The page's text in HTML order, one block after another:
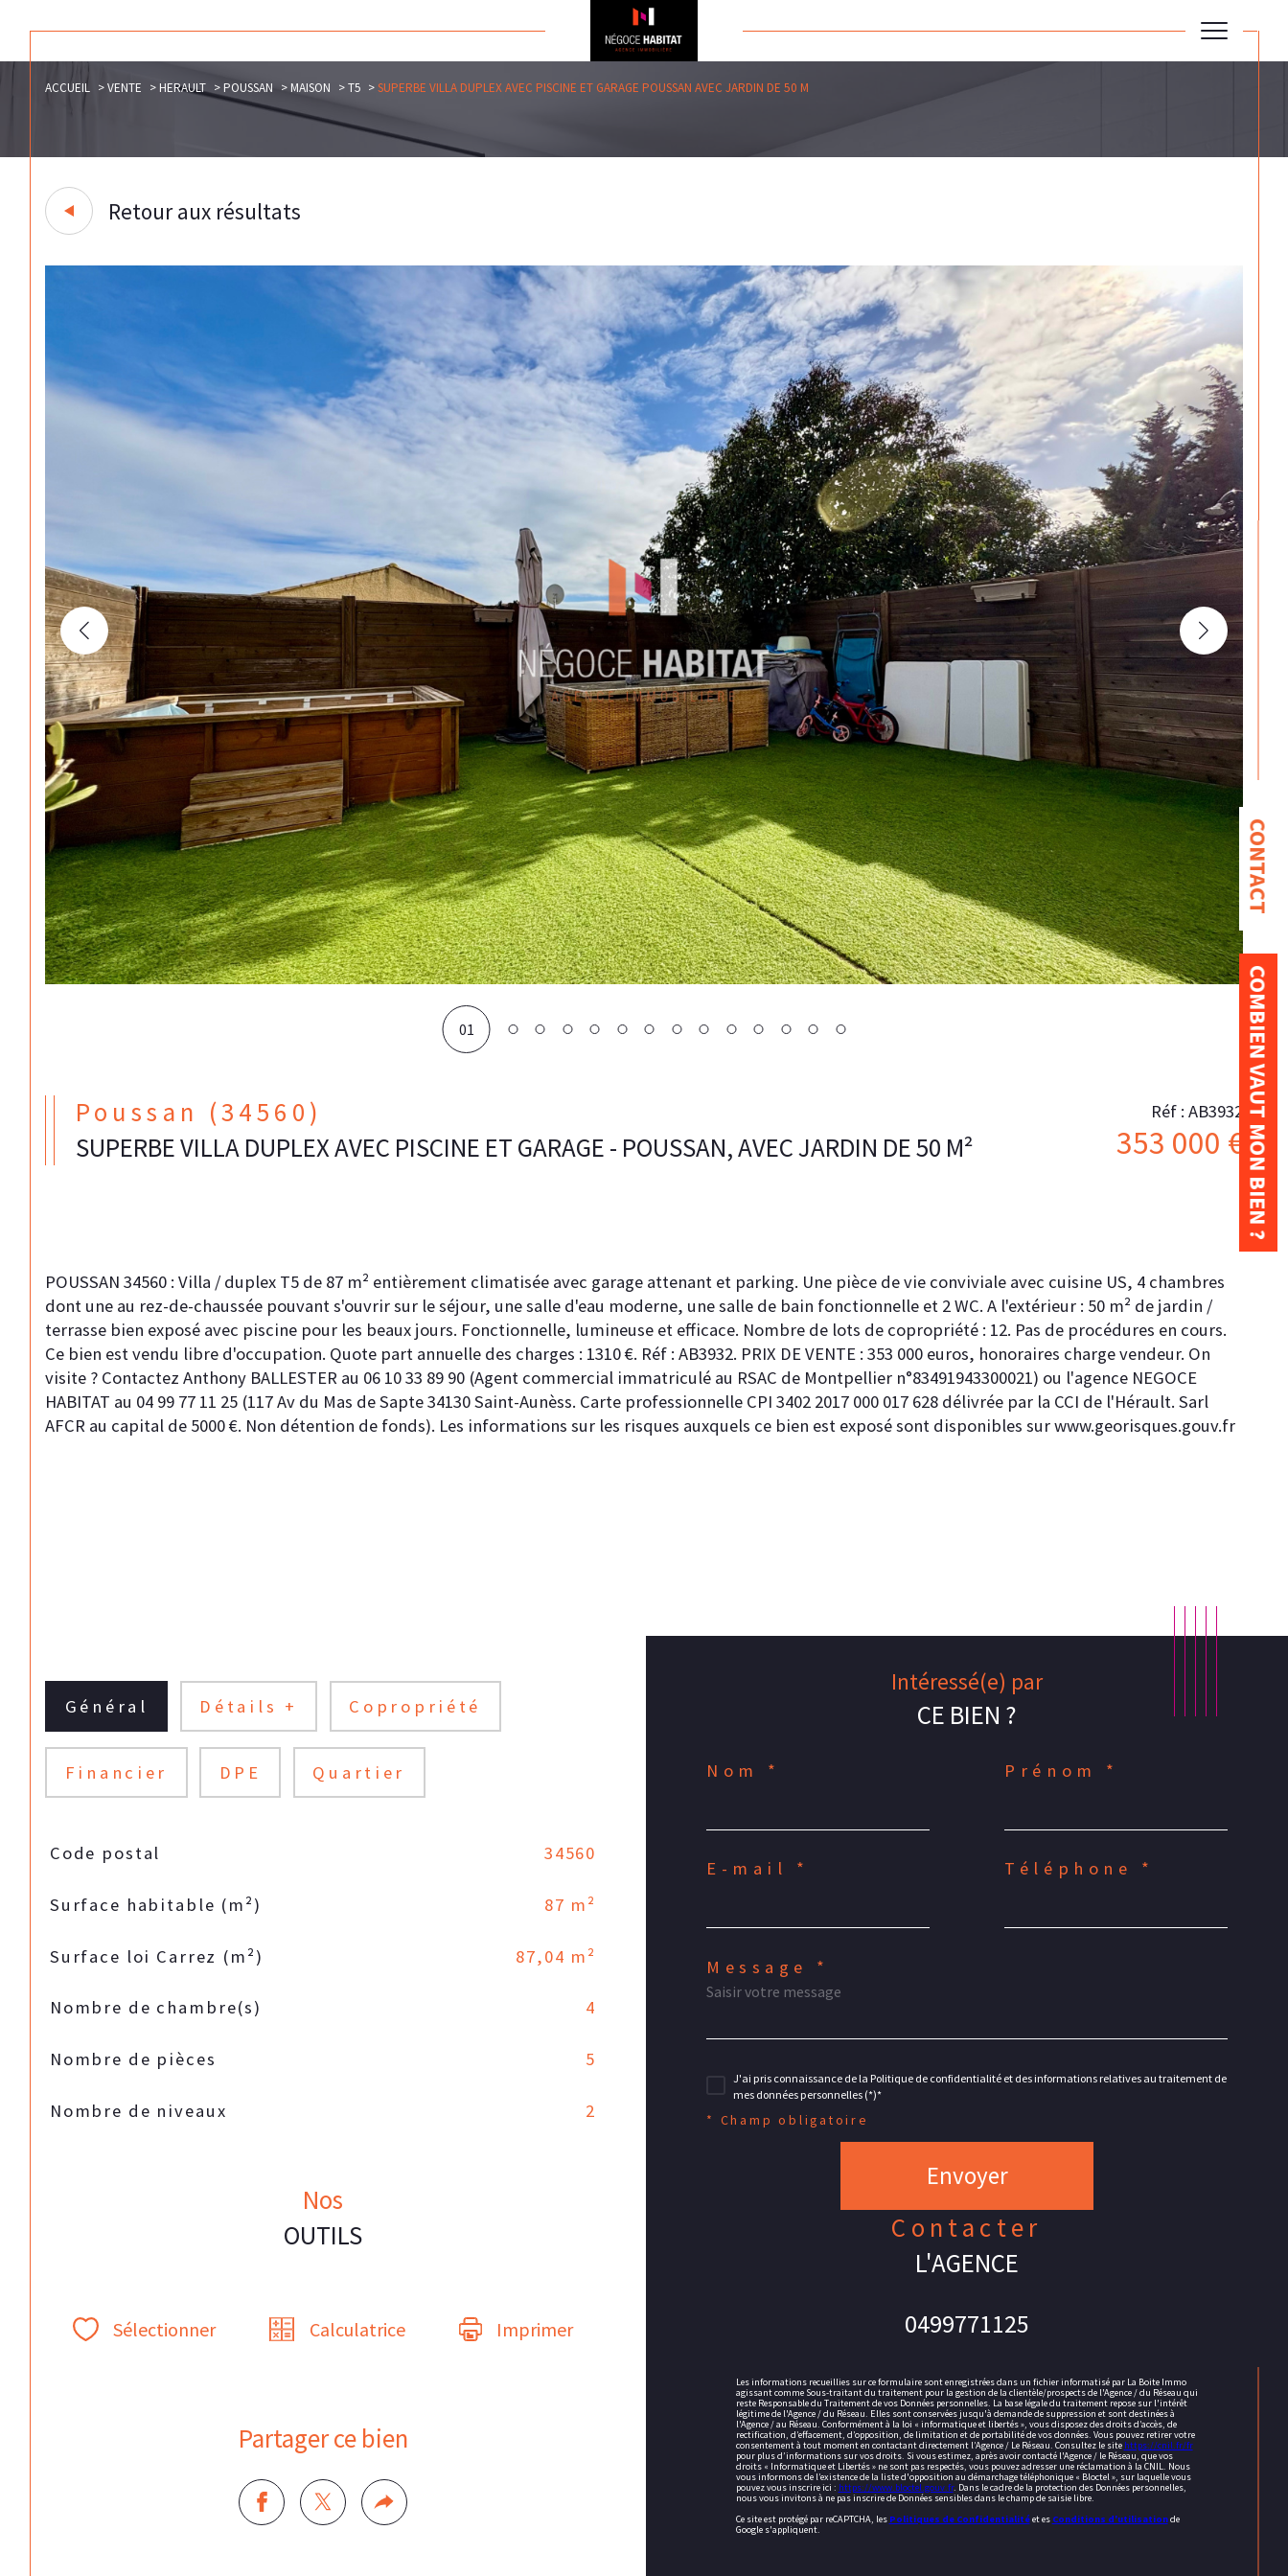
CONTACT
COMBIEN VAUT MON BIEN ?
ACCUEIL VENTE HERAULT POUSSAN MAISON T5 SUPERBE VILLA DUPLEX AVEC PISCINE ET GARAGE POUSSAN AVEC JARDIN DE 50 M
Retour aux résultats
01
Poussan (34560)
SUPERBE VILLA DUPLEX AVEC PISCINE ET GARAGE - POUSSAN, AVEC JARDIN DE 50 M²
Réf : AB3932
353 000 €
POUSSAN 34560 : Villa / duplex T5 de 87 m² entièrement climatisée avec garage attenant et parking. Une pièce de vie conviviale avec cuisine US, 4 chambres
dont une au rez-de-chaussée pouvant s'ouvrir sur le séjour, une salle d'eau moderne, une salle de bain fonctionnelle et 2 WC. A l'extérieur : 50 m² de jardin /
terrasse bien exposé avec piscine pour les beaux jours. Fonctionnelle, lumineuse et efficace. Nombre de lots de copropriété : 12. Pas de procédures en cours.
Ce bien est vendu libre d'occupation. Quote part annuelle des charges : 1310 €. Réf : AB3932. PRIX DE VENTE : 353 000 euros, honoraires charge vendeur. On
visite ? Contactez Anthony BALLESTER au 06 10 33 89 90 (Agent commercial immatriculé au RSAC de Montpellier n°83491943300021) ou l'agence NEGOCE
HABITAT au 04 99 77 11 25 (117 Av du Mas de Sapte 34130 Saint-Aunèss. Carte professionnelle CPI 3402 2017 000 017 628 délivrée par la CCI de l'Hérault. Sarl
AFCR au capital de 5000 €. Non détention de fonds). Les informations sur les risques auxquels ce bien est exposé sont disponibles sur www.georisques.gouv.fr
Général Détails + Copropriété
Financier DPE Quartier
TRAD_SIROCCO_Caracteristique
Code postal 34560
Surface habitable (m²) 87 m²
Surface loi Carrez (m²) 87,04 m²
Nombre de chambre(s) 4
Nombre de pièces 5
Nombre de niveaux 2
Nos
OUTILS
Sélectionner Calculatrice Imprimer
Partager ce bien
Intéressé(e) par
CE BIEN ?
Nom * Prénom *
E-mail * Téléphone *
Message *
J'ai pris connaissance de la Politique de confidentialité et des informations relatives au traitement de
mes données personnelles (*)*
* Champ obligatoire
Envoyer
contacter
L'AGENCE
0499771125
Les informations recueillies sur ce formulaire sont enregistrées dans un fichier informatisé par La Boite Immo
agissant comme Sous-traitant du traitement pour la gestion de la clientèle/prospects de l'Agence / du Réseau qui
reste Responsable du Traitement de vos Données personnelles. La base légale du traitement repose sur l'intérêt
légitime de l'Agence / du Réseau. Elles sont conservées jusqu'à demande de suppression et sont destinées à
l'Agence / au Réseau. Conformément à la loi « informatique et libertés », vous disposez des droits d’accès, de
rectification, d’effacement, d’opposition, de limitation et de portabilité de vos données. Vous pouvez retirer votre
consentement à tout moment en contactant directement l’Agence / Le Réseau. Consultez le site https://cnil.fr/fr
pour plus d’informations sur vos droits. Si vous estimez, après avoir contacté l'Agence / le Réseau, que vos
droits « Informatique et Libertés » ne sont pas respectés, vous pouvez adresser une réclamation à la CNIL. Nous
vous informons de l’existence de la liste d'opposition au démarchage téléphonique « Bloctel », sur laquelle vous
pouvez vous inscrire ici : https://www.bloctel.gouv.fr. Dans le cadre de la protection des Données personnelles,
nous vous invitons à ne pas inscrire de Données sensibles dans le champ de saisie libre.
Ce site est protégé par reCAPTCHA, les Politiques de Confidentialitéet es Conditions d'utilisationde
Google s'appliquent.